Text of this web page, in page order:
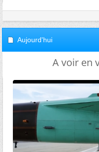
Aujourd'hui
A voir en